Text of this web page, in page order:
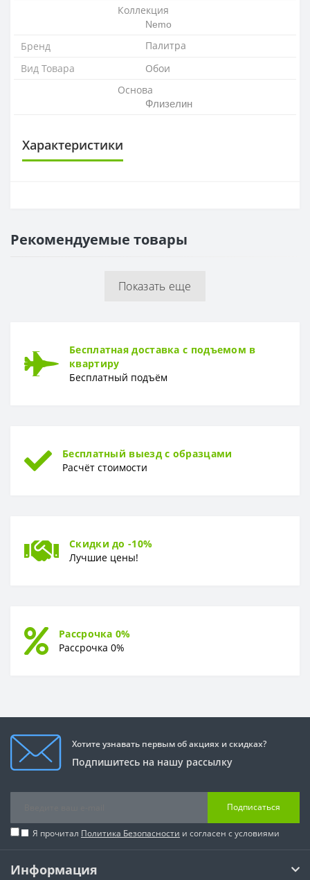
Коллекция
Nemo
Бренд
Палитра
Вид Товара
Обои
Основа
Флизелин
Характеристики
РАППОРТ
Тип Горячее тиснение
Рекомендуемые товары
Показать еще
Бесплатная доставка с подъемом в
квартиру
Бесплатный подъём
Бесплатный выезд с образцами
Расчёт стоимости
Скидки до -10%
Лучшие цены!
Рассрочка 0%
Рассрочка 0%
Хотите узнавать первым об акциях и скидках?
Подпишитесь на нашу рассылку
Подписаться
Я прочитал Политика Безопасности и согласен с условиями
Информация